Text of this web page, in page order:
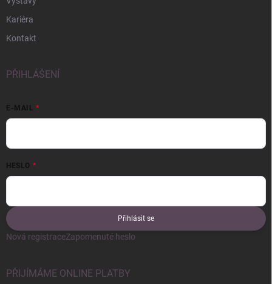
Kariéra
Kontakt
PŘIHLÁŠENÍ
E-MAIL
HESLO
Přihlásit se
Nová registraceZapomenuté heslo
PŘIJÍMÁME ONLINE PLATBY